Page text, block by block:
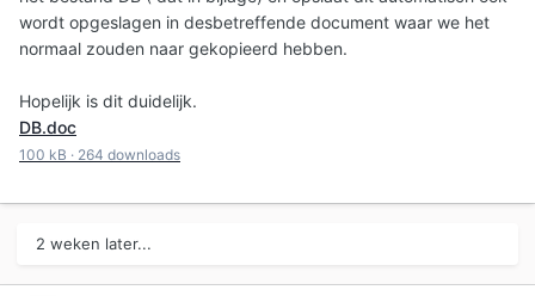
wordt opgeslagen in desbetreffende document waar we het
normaal zouden naar gekopieerd hebben.
Hopelijk is dit duidelijk.
DB.doc
100 kB · 264 downloads
2 weken later...